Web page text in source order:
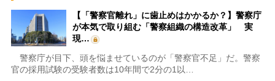
【「警察官離れ」に歯止めはかかるか？】警察庁
が本気で取り組む「警察組織の構造改革」 実
現…
警察庁が目下、頭を悩ませているのが「警察官不足」だ。警察
官の採用試験の受験者数は10年間で2分の1以…